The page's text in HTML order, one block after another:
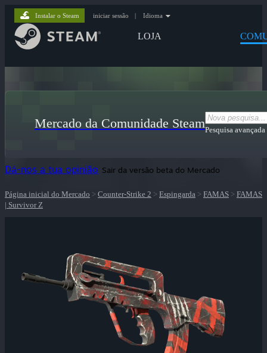
LOJA
Instalar o Steam iniciar sessão | Idioma
Mercado da Comunidade SteamPesquisa avançada
Dá-nos a tua opinião Sair da versão beta do Mercado
Página inicial do Mercado > Counter-Strike 2 > Espingarda > FAMAS > FAMAS
| Survivor Z